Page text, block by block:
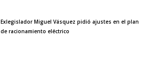
Exlegislador Miguel Vásquez pidió ajustes en el plan
de racionamiento eléctrico